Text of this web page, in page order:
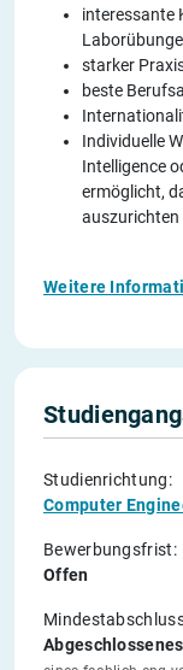
interessante
starker
beste
Individuelle
Intelligence
ermöglicht,
auszurichten
Weitere
Studienrichtung:
Computer
Bewerbungsfrist:
Offen